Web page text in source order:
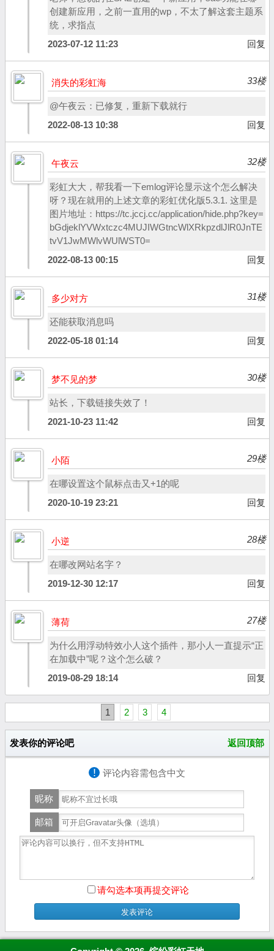
创建新应用，之前一直用的wp，不太了解这套主题系
统，求指点
2023-07-12 11:23
回复
消失的彩虹海 33楼
@午夜云：已修复，重新下载就行
2022-08-13 10:38
回复
午夜云 32楼
彩虹大大，帮我看一下emlog评论显示这个怎么解决
呀？现在就用的上述文章的彩虹优化版5.3.1. 这里是
图片地址：https://tc.jccj.cc/application/hide.php?key=
bGdjeklYVWxtczc4MUJIWGtncWlXRkpzdlJlR0JnTE
tvV1JwMWlvWUlWST0=
2022-08-13 00:15
回复
多少对方 31楼
还能获取消息吗
2022-05-18 01:14
回复
梦不见的梦 30楼
站长，下载链接失效了！
2021-10-23 11:42
回复
小陌 29楼
在哪设置这个鼠标点击又+1的呢
2020-10-19 23:21
回复
小逆 28楼
在哪改网站名字？
2019-12-30 12:17
回复
薄荷 27楼
为什么用浮动特效小人这个插件，那小人一直提示“正
在加载中”呢？这个怎么破？
2019-08-29 18:14
回复
1 2 3 4
发表你的评论吧 返回顶部
! 评论内容需包含中文
昵称
邮箱
请勾选本项再提交评论